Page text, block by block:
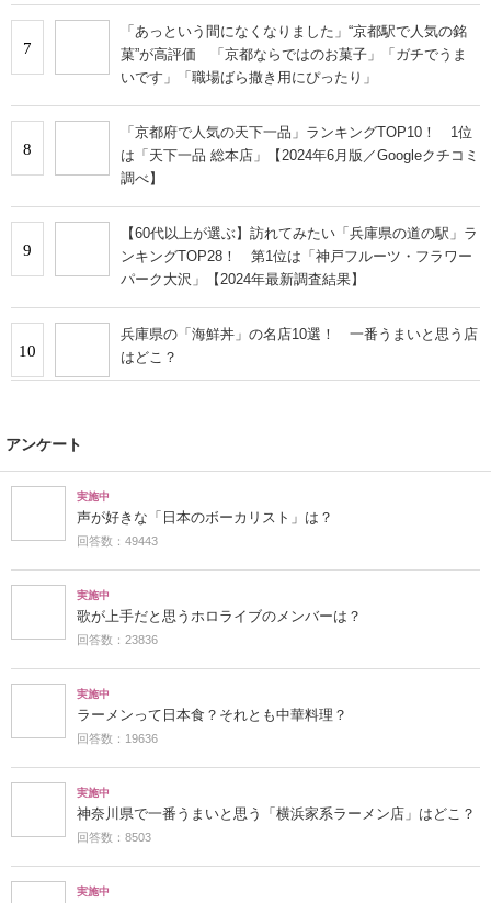
7
「あっという間になくなりました」“京都駅で人気の銘
菓”が高評価 「京都ならではのお菓子」「ガチでうま
いです」「職場ばら撒き用にぴったり」
8
「京都府で人気の天下一品」ランキングTOP10！ 1位
は「天下一品 総本店」【2024年6月版／Googleクチコミ
調べ】
9
【60代以上が選ぶ】訪れてみたい「兵庫県の道の駅」ラ
ンキングTOP28！ 第1位は「神戸フルーツ・フラワー
パーク大沢」【2024年最新調査結果】
10
兵庫県の「海鮮丼」の名店10選！ 一番うまいと思う店
はどこ？
アンケート
実施中
声が好きな「日本のボーカリスト」は？
回答数：49443
実施中
歌が上手だと思うホロライブのメンバーは？
回答数：23836
実施中
ラーメンって日本食？それとも中華料理？
回答数：19636
実施中
神奈川県で一番うまいと思う「横浜家系ラーメン店」はどこ？
回答数：8503
実施中